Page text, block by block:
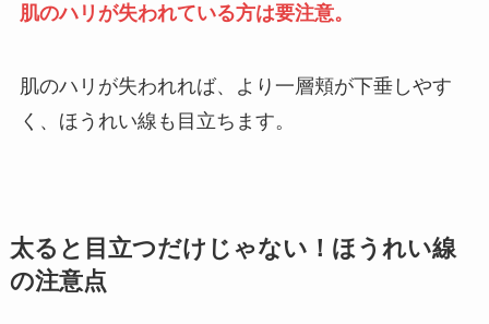
肌のハリが失われている方は要注意。
肌のハリが失われれば、より一層頬が下垂しやす
く、ほうれい線も目立ちます。
太ると目立つだけじゃない！ほうれい線
の注意点